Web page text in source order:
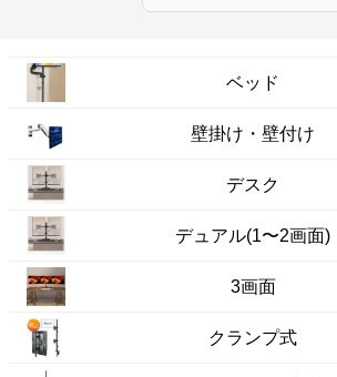
ベッド
壁掛け・壁付け
デスク
デュアル(1〜2画面)
3画面
クランプ式